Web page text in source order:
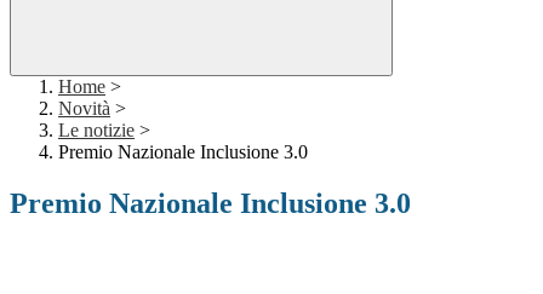
Home >
Novità >
Le notizie >
Premio Nazionale Inclusione 3.0
Premio Nazionale Inclusione 3.0